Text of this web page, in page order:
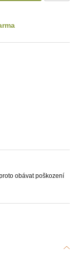
obávat poškození